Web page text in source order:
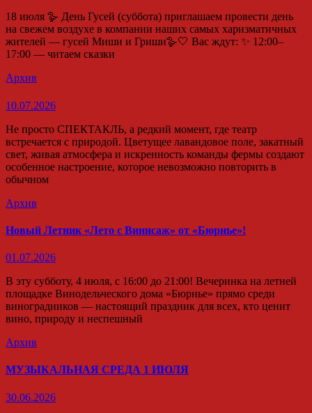
18 июля 🪿 День Гусей (суббота) приглашаем провести день
на свежем воздухе в компании наших самых харизматичных
жителей — гусей Миши и Гриши🪿🤍 Вас ждут: ✨ 12:00–
17:00 — читаем сказки
Архив
10.07.2026
Не просто СПЕКТАКЛЬ, а редкий момент, где театр
встречается с природой. Цветущее лавандовое поле, закатный
свет, живая атмосфера и искренность команды фермы создают
особенное настроение, которое невозможно повторить в
обычном
Архив
Новый Летник «Лето с Винисаж» от «Бюрнье»!
01.07.2026
В эту субботу, 4 июля, с 16:00 до 21:00! Вечеринка на летней
площадке Винодельческого дома «Бюрнье» прямо среди
виноградников — настоящий праздник для всех, кто ценит
вино, природу и неспешный
Архив
МУЗЫКАЛЬНАЯ СРЕДА 1 ИЮЛЯ
30.06.2026